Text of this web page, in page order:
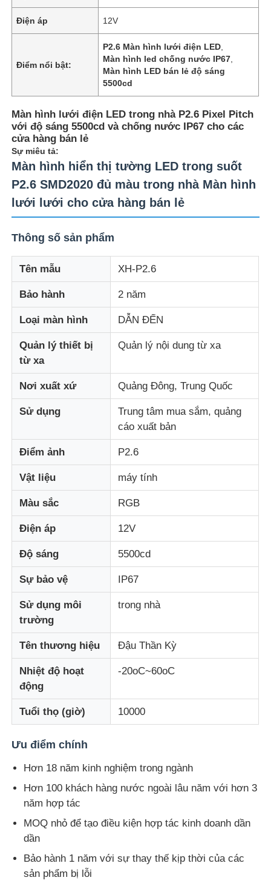
Trang chủ
Các sản phẩm
Về Chúng Tôi
Kiểm soát chất lượng
Liên hệ với chúng tôi
Tin tức
Tất cả các trường hợp
Yêu cầu báo giá
Màn hình lưới LED
Hiển thị lưới LED
Màn hình phim trong suốt LED
Màn hình LED trong suốt
Màn hình LED bay bằng Drone
Màn hình LED ba chiều
Màn hình lưới tản nhiệt LED
Màn hình hiển thị trong suốt
Điện áp 12V
Điểm nổi bật:
P2.6 Màn hình lưới điện LED
Màn hình led chống nước IP67
Màn hình LED bán lẻ độ sáng
5500cd
Màn hình lưới điện LED trong nhà P2.6 Pixel Pitch
với độ sáng 5500cd và chống nước IP67 cho các
cửa hàng bán lẻ
Sự miêu tả:
Màn hình hiển thị tường LED trong suốt
P2.6 SMD2020 đủ màu trong nhà Màn hình
lưới lưới cho cửa hàng bán lẻ
Thông số sản phẩm
Tên mẫu XH-P2.6
Bảo hành 2 năm
Loại màn hình DẪN ĐẾN
Quản lý thiết bị
từ xa
Quản lý nội dung từ xa
Nơi xuất xứ Quảng Đông, Trung Quốc
Sử dụng
Trung tâm mua sắm, quảng
cáo xuất bản
Điểm ảnh P2.6
Vật liệu máy tính
Màu sắc RGB
Điện áp 12V
Độ sáng 5500cd
Sự bảo vệ IP67
Sử dụng môi
trường
trong nhà
Tên thương hiệu Đậu Thần Kỳ
Nhiệt độ hoạt
động
-20oC~60oC
Tuổi thọ (giờ) 10000
Ưu điểm chính
Hơn 18 năm kinh nghiệm trong ngành
Hơn 100 khách hàng nước ngoài lâu năm với hơn 3
năm hợp tác
MOQ nhỏ để tạo điều kiện hợp tác kinh doanh dần
dần
Bảo hành 1 năm với sự thay thế kịp thời của các
sản phẩm bị lỗi